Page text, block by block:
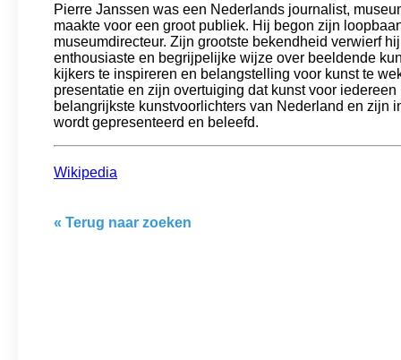
Pierre Janssen was een Nederlands journalist,
maakte voor een groot publiek. Hij begon zijn
museumdirecteur. Zijn grootste bekendheid verwierf
enthousiaste en begrijpelijke wijze over beeldende
kijkers te inspireren en belangstelling voor kunst te
presentatie en zijn overtuiging dat kunst voor
belangrijkste kunstvoorlichters van Nederland en zijn
wordt gepresenteerd en beleefd.
Wikipedia
« Terug naar zoeken